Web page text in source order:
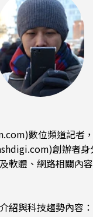
數位頻道記者
創辦者身
軟體、網路相關內
紹與科技趨勢內容：